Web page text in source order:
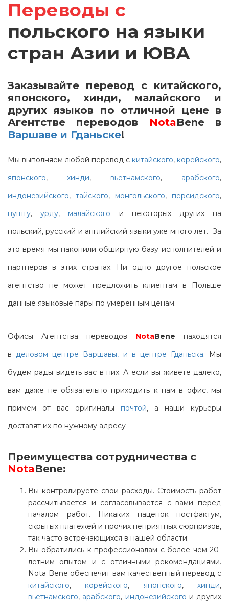
Переводы с
польского на языки
стран Азии и ЮВА
Заказывайте перевод с китайского,
японского, хинди, малайского и
других языков по отличной цене в
Агентстве переводов NotaBeneв
Варшаве и Гданьске!
Мы выполняем любой перевод с китайского, корейского,
японского, хинди, вьетнамского, арабского,
индонезийского, тайского, монгольского, персидского,
пушту,урду, малайского и некоторых других на
польский, русский и английский языки уже много лет. За
это время мы накопили обширную базу исполнителей и
партнеров в этих странах. Ни одно другое польское
агентство не может предложить клиентам в Польше
данные языковые пары по умеренным ценам.
Офисы Агентства переводов NotaBene находятся
в деловом центре Варшавы, и в центре Гданьска. Мы
будем рады видеть вас в них. А если вы живете далеко,
вам даже не обязательно приходить к нам в офис, мы
примем от вас оригиналы почтой, а наши курьеры
доставят их по нужному адресу
Преимущества сотрудничества с
NotaBene:
Вы контролируете свои расходы. Стоимость работ
рассчитывается и согласовывается с вами перед
началом работ. Никаких наценок постфактум,
скрытых платежей и прочих неприятных сюрпризов,
так часто встречающихся в нашей области;
Вы обратились к профессионалам с более чем 20-
летним опытом и с отличными рекомендациями.
Nota Bene обеспечит вам качественный перевод с
китайского, корейского, японского,хинди,
вьетнамского, арабского, индонезийского и других